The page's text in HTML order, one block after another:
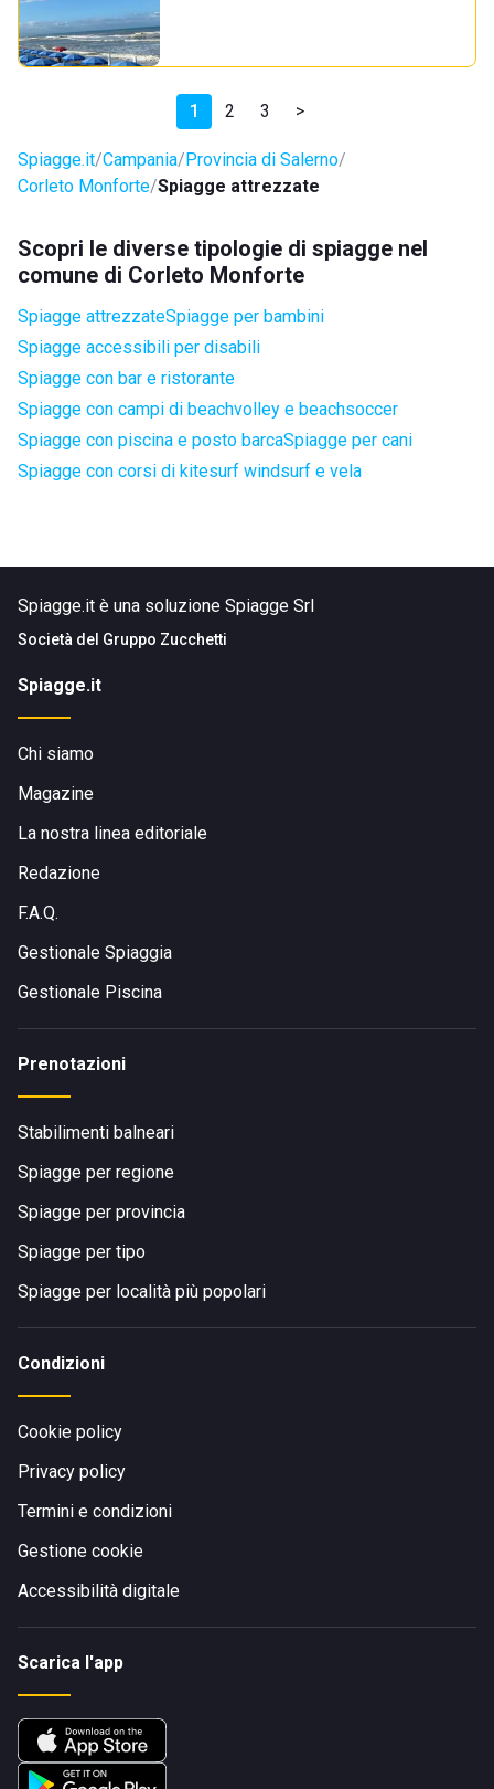
1 2 3 >
Spiagge.it Campania Provincia di Salerno
Corleto Monforte Spiagge attrezzate
Scopri le diverse tipologie di spiagge nel
comune di Corleto Monforte
Spiagge attrezzateSpiagge per bambini
Spiagge accessibili per disabili
Spiagge con bar e ristorante
Spiagge con campi di beachvolley e beachsoccer
Spiagge con piscina e posto barcaSpiagge per cani
Spiagge con corsi di kitesurf windsurf e vela
Spiagge.it è una soluzione Spiagge Srl
Società del Gruppo Zucchetti
Spiagge.it
Chi siamo
Magazine
La nostra linea editoriale
Redazione
F.A.Q.
Gestionale Spiaggia
Gestionale Piscina
Prenotazioni
Stabilimenti balneari
Spiagge per regione
Spiagge per provincia
Spiagge per tipo
Spiagge per località più popolari
Condizioni
Cookie policy
Privacy policy
Termini e condizioni
Gestione cookie
Accessibilità digitale
Scarica l'app